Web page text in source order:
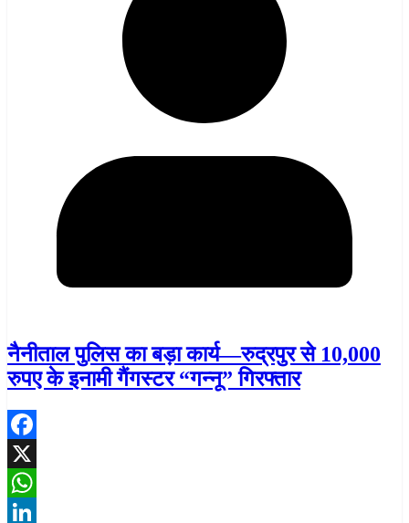
नैनीताल पुलिस का बड़ा कार्य—रुद्रपुर से 10,000
रुपए के इनामी गैंगस्टर “गन्नू” गिरफ्तार
Facebook
X
WhatsApp